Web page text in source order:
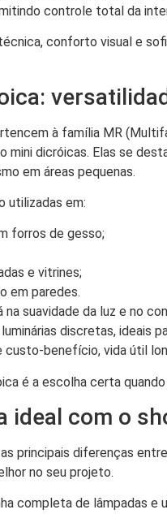
controle total da
conforto visual e
à família MR
mini dicróicas. Elas se
em áreas pequenas.
utilizadas em:
forros de gesso;
e vitrines;
em paredes.
suavidade da luz e no
discretas, ideais
benefício, vida útil
é a escolha certa
ideal com o
principais diferenças
no seu projeto.
completa de lâmpadas e